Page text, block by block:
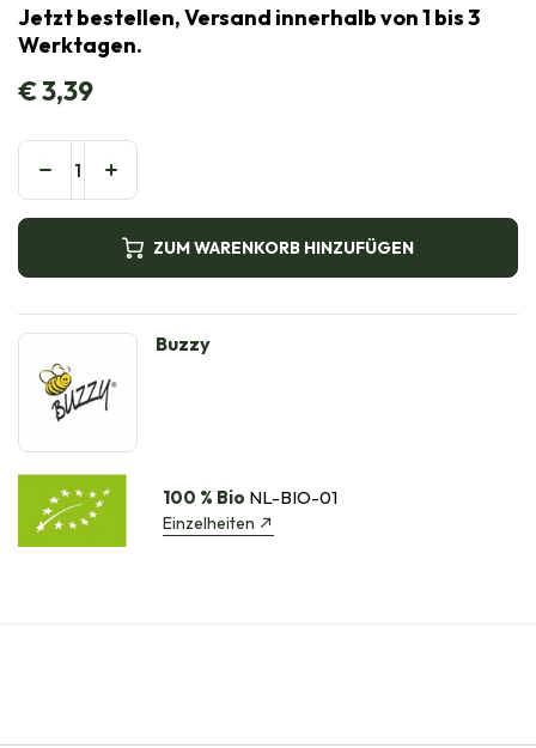
Jetzt bestellen, Versand innerhalb von 1 bis 3
Werktagen.
€3,39
ZUM WARENKORB HINZUFÜGEN
Buzzy
100 % Bio NL-BIO-01
Einzelheiten